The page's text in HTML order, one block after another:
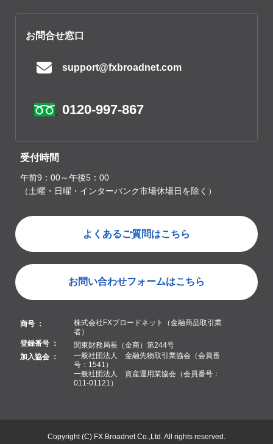
お問合せ窓口
support@fxbroadnet.com
0120-997-867
受付時間
午前9：00～午後5：00
（土曜・日曜・インターバンク市場休場日を除く）
よくあるご質問はこちら
お問い合わせフォームはこちら
商号 ：
株式会社FXブロードネット（金融商品取引業
者）
登録番号 ：
関東財務局長（金商）第244号
加入協会 ：
一般社団法人 金融先物取引業協会（会員番
号：1541）
一般社団法人 資産運用業協会（会員番号：
011-01121）
Copyright (C) FX Broadnet Co.,Ltd. All rights reserved.